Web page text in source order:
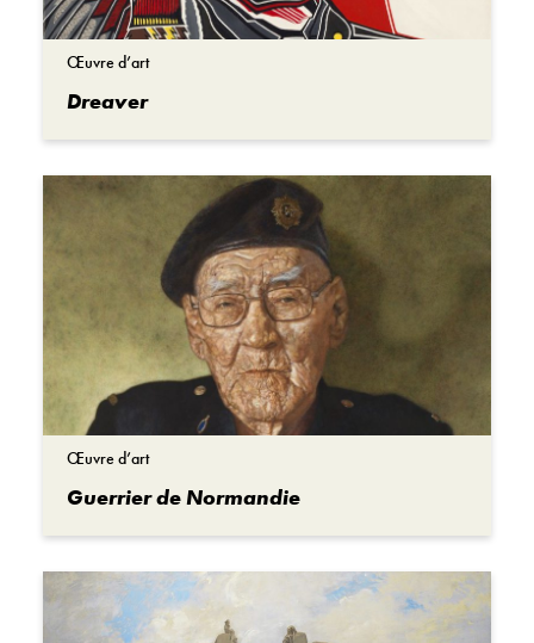
Œuvre d’art
Dreaver
Œuvre d’art
Guerrier de Normandie